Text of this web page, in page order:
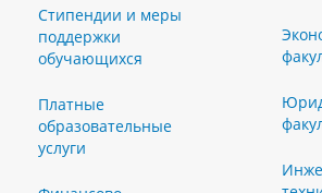
Стипендии и меры
поддержки
обучающихся
Платные
образовательные
услуги